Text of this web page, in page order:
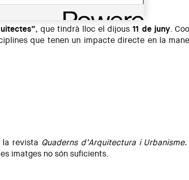
, que tindrà lloc el dijous 11 de juny.
que tenen un impacte directe en la
la revista Quaderns d’Arquitectura i Urbanisme.
imatges no són suficients.